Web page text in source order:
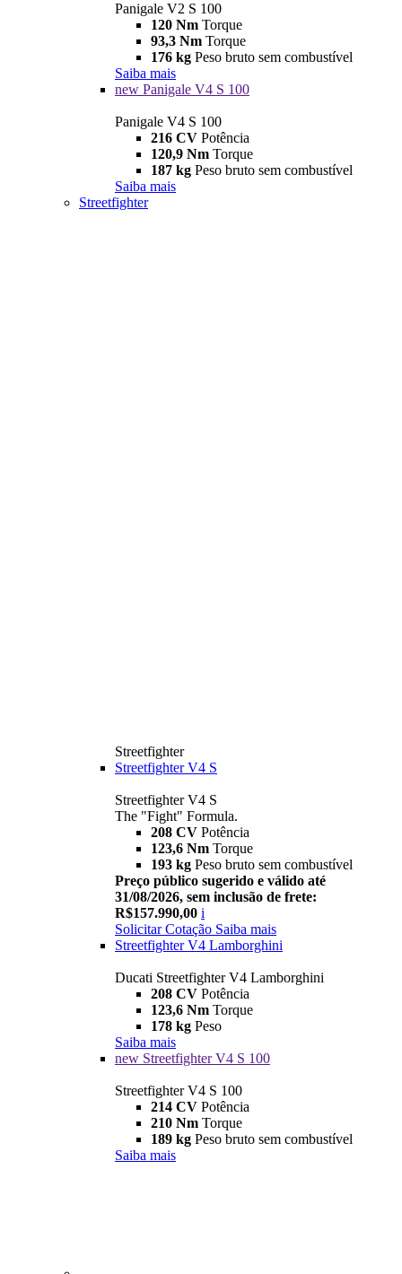
Panigale V2 S 100
120 Nm Torque
93,3 Nm Torque
176 kg Peso bruto sem combustível
Saiba mais
new Panigale V4 S 100
Panigale V4 S 100
216 CV Potência
120,9 Nm Torque
187 kg Peso bruto sem combustível
Saiba mais
Streetfighter
Streetfighter
Streetfighter V4 S
Streetfighter V4 S
The "Fight" Formula.
208 CV Potência
123,6 Nm Torque
193 kg Peso bruto sem combustível
Preço público sugerido e válido até
31/08/2026, sem inclusão de frete:
R$157.990,00 i
Solicitar Cotação Saiba mais
Streetfighter V4 Lamborghini
Ducati Streetfighter V4 Lamborghini
208 CV Potência
123,6 Nm Torque
178 kg Peso
Saiba mais
new Streetfighter V4 S 100
Streetfighter V4 S 100
214 CV Potência
210 Nm Torque
189 kg Peso bruto sem combustível
Saiba mais